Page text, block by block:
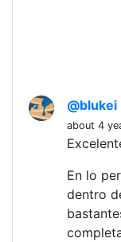
@blukei
about 4
En lo
dentro